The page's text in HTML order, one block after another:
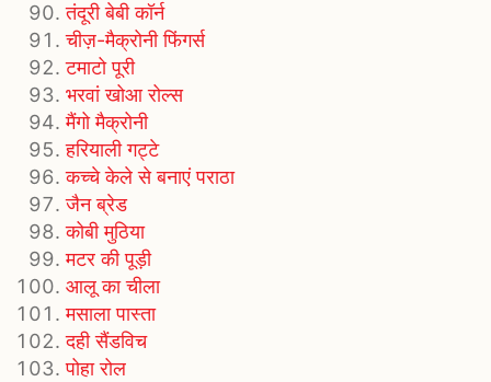
तंदूरी बेबी कॉर्न
चीज़-मैक्रोनी फिंगर्स
टमाटो पूरी
भरवां खोआ रोल्स
मैंगो मैक्रोनी
हरियाली गट्टे
कच्चे केले से बनाएं पराठा
जैन ब्रेड
कोबी मुठिया
मटर की पूड़ी
आलू का चीला
मसाला पास्ता
दही सैंडविच
पोहा रोल